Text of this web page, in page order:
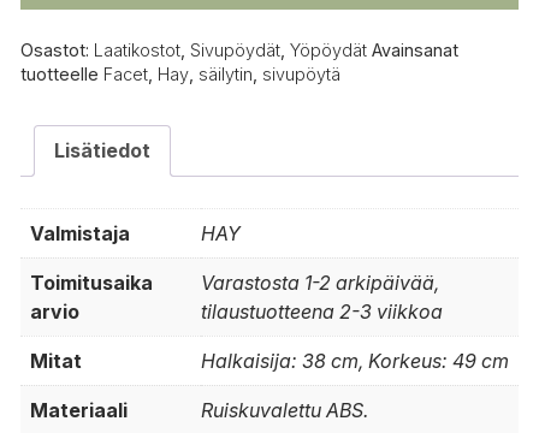
Osastot: Laatikostot Sivupöydät Yöpöydät Avainsanat
tuotteelle Facet Hay säilytin sivupöytä
Lisätiedot
Valmistaja HAY
Toimitusaika
arvio
Varastosta 1-2 arkipäivää,
tilaustuotteena 2-3 viikkoa
Mitat Halkaisija: 38 cm, Korkeus: 49 cm
Materiaali Ruiskuvalettu ABS.